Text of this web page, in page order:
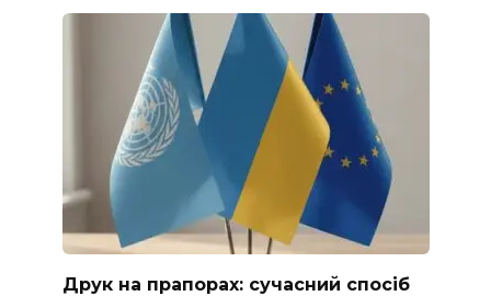
Друк на прапорах: сучасний спосіб